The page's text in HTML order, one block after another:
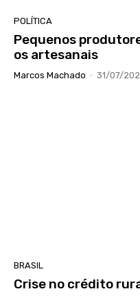
POLÍTICA
Pequenos
os artesanais
Marcos Machado - 31/07/
BRASIL
Crise no crédito